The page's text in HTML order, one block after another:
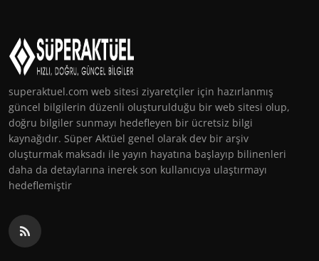
superaktuel.com web sitesi ziyaretçiler için hazırlanmış
güncel bilgilerin düzenli oluşturulduğu bir web sitesi olup,
doğru bilgiler sunmayı hedefleyen bir ücretsiz bilgi
kaynağıdır. Süper Aktüel genel olarak dev bir arşiv
oluşturmak maksadı ile yayın hayatına başlayıp bilinenleri
daha da detaylarına inerek son kullanıcıya ulaştırmayı
hedeflemiştir